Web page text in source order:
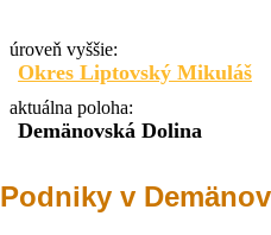
úroveň vyššie:
Okres Liptovský Mikuláš
aktuálna poloha:
Demänovská Dolina
Podniky v